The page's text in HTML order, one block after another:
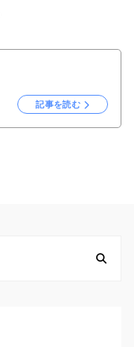
記事を読む